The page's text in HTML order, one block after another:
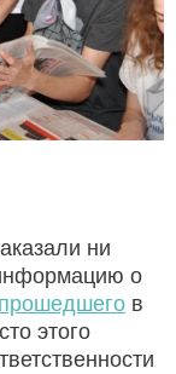
ни
о
прошедшего в
этого